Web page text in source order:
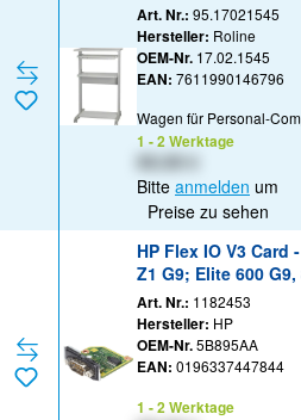
Art. Nr.: 95.17021545
Hersteller: Roline
OEM-Nr. 17.02.1545
EAN: 7611990146796
Wagen für Personal-
1 - 2 Werktage
Bitte anmelden um
Preise zu sehen
HP Flex IO V3 Card
Z1 G9; Elite 600
ation Z4 G5
Art. Nr.: 1182453
Hersteller: HP
OEM-Nr.5B895AA
EAN: 0196337447844
1 - 2 Werktage